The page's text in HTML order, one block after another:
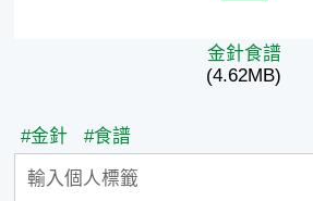
金針食譜
(4.62MB)
#金針 #食譜